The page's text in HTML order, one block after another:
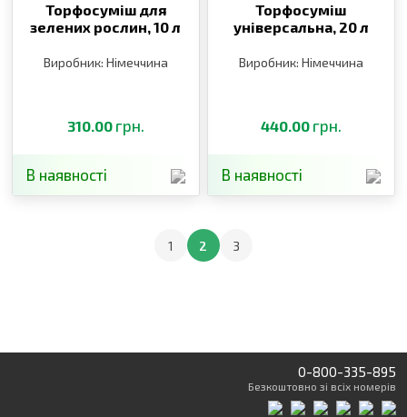
Торфосуміш для
зелених рослин,10 л
Виробник: Німеччина
310.00 грн.
В наявності
Торфосуміш
універсальна, 20 л
Виробник: Німеччина
440.00 грн.
В наявності
1 2 3
0-800-335-895
Безкоштовно зі всіх номерів